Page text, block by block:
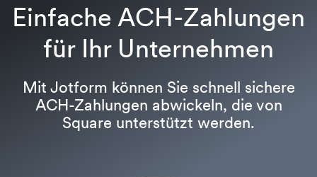
Einfache ACH-Zahlungen
für Ihr Unternehmen
Mit Jotform können Sie schnell sichere
ACH-Zahlungen abwickeln, die von
Square unterstützt werden.